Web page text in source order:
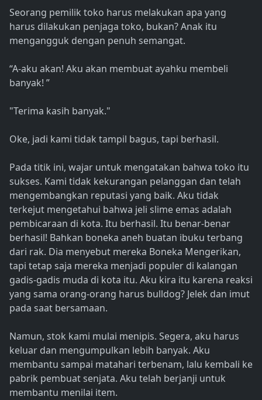
Seorang pemilik toko harus melakukan apa yang
harus dilakukan penjaga toko, bukan? Anak itu
mengangguk dengan penuh semangat.
“A-aku akan! Aku akan membuat ayahku membeli
banyak! ”
"Terima kasih banyak."
Oke, jadi kami tidak tampil bagus, tapi berhasil.
Pada titik ini, wajar untuk mengatakan bahwa toko itu
sukses. Kami tidak kekurangan pelanggan dan telah
mengembangkan reputasi yang baik. Aku tidak
terkejut mengetahui bahwa jeli slime emas adalah
pembicaraan di kota. Itu berhasil. Itu benar-benar
berhasil! Bahkan boneka aneh buatan ibuku terbang
dari rak. Dia menyebut mereka Boneka Mengerikan,
tapi tetap saja mereka menjadi populer di kalangan
gadis-gadis muda di kota itu. Aku kira itu karena reaksi
yang sama orang-orang harus bulldog? Jelek dan imut
pada saat bersamaan.
Namun, stok kami mulai menipis. Segera, aku harus
keluar dan mengumpulkan lebih banyak. Aku
membantu sampai matahari terbenam, lalu kembali ke
pabrik pembuat senjata. Aku telah berjanji untuk
membantu menilai item.